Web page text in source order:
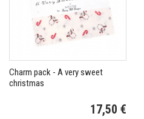
Charm pack - A very sweet
christmas
17,50 €